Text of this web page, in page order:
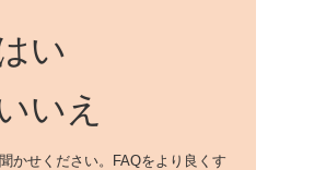
い
いえ
かせください。FAQをより良くす